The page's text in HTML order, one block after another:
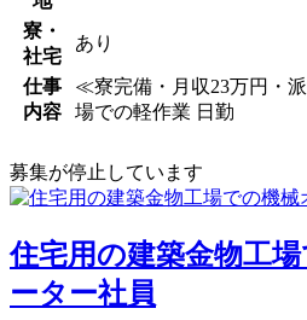
寮・
社宅
あり
仕事
内容
≪寮完備・月収23万円・
場での軽作業 日勤
募集が停止しています
住宅用の建築金物工
ーター社員